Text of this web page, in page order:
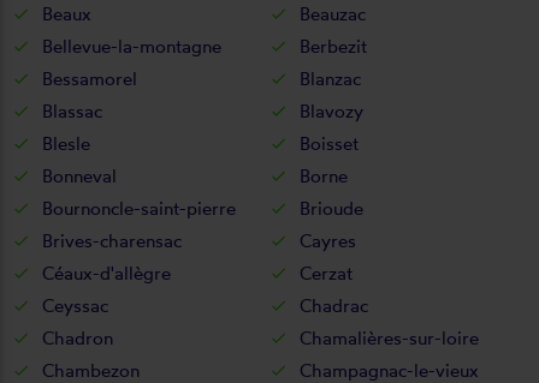
Beaux
Beauzac
Bellevue-la-montagne
Berbezit
Bessamorel
Blanzac
Blassac
Blavozy
Blesle
Boisset
Bonneval
Borne
Bournoncle-saint-pierre
Brioude
Brives-charensac
Cayres
Céaux-d'allègre
Cerzat
Ceyssac
Chadrac
Chadron
Chamalières-sur-loire
Chambezon
Champagnac-le-vieux